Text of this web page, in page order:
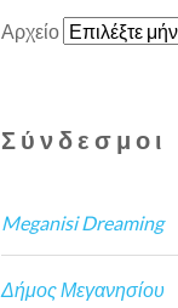
Αρχείο
Σύνδεσμοι
Meganisi Dreaming
Δήμος Μεγανησίου